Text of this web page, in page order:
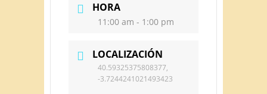
HORA
11:00 am - 1:00 pm
LOCALIZACIÓN
40.59325375808377,
-3.7244241021493423